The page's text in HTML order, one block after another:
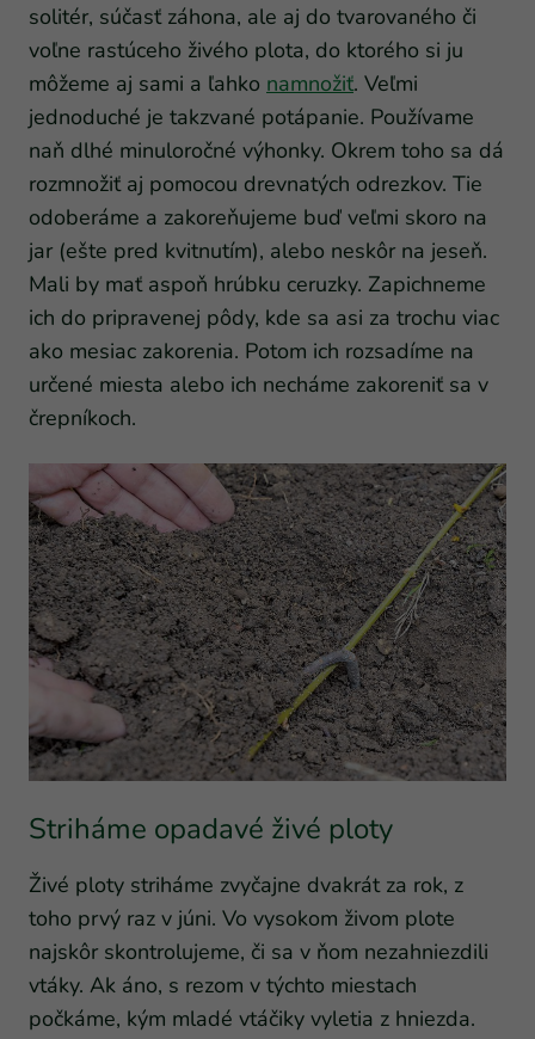
solitér, súčasť záhona, ale aj do tvarovaného či
voľne rastúceho živého plota, do ktorého si ju
môžeme aj sami a ľahko namnožiť. Veľmi
jednoduché je takzvané potápanie. Používame
naň dlhé minuloročné výhonky. Okrem toho sa dá
rozmnožiť aj pomocou drevnatých odrezkov. Tie
odoberáme a zakoreňujeme buď veľmi skoro na
jar (ešte pred kvitnutím), alebo neskôr na jeseň.
Mali by mať aspoň hrúbku ceruzky. Zapichneme
ich do pripravenej pôdy, kde sa asi za trochu viac
ako mesiac zakorenia. Potom ich rozsadíme na
určené miesta alebo ich necháme zakoreniť sa v
črepníkoch.
Striháme opadavé živé ploty
Živé ploty striháme zvyčajne dvakrát za rok, z
toho prvý raz v júni. Vo vysokom živom plote
najskôr skontrolujeme, či sa v ňom nezahniezdili
vtáky. Ak áno, s rezom v týchto miestach
počkáme, kým mladé vtáčiky vyletia z hniezda.